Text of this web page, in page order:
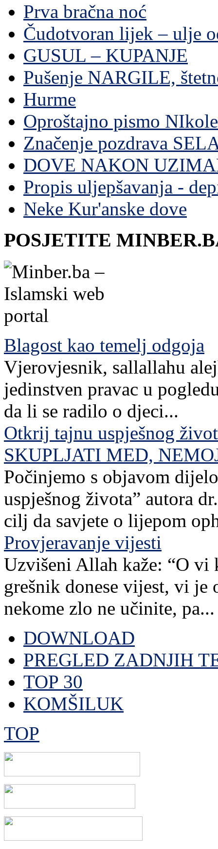
Prva bračna noć
Čudotvoran lijek – ulje
GUSUL – KUPANJE
Pušenje NARGILE,
Hurme
Oproštajno pismo
Značenje pozdrava
DOVE NAKON
Propis uljepšavanja -
Neke Kur'anske dove
POSJETITE
Blagost kao temelj odgoja
Vjerovjesnik, sallallahu
jedinstven pravac u
da li se radilo o djeci...
Otkrij tajnu uspješnog
SKUPLJATI MED,
Počinjemo s objavom
uspješnog života” autora
cilj da savjete o lijepom
Provjeravanje vijesti
Uzvišeni Allah kaže: “O
grešnik donese vijest, vi je
nekome zlo ne učinite, pa...
DOWNLOAD
PREGLED ZADNJIH
TOP 30
KOMŠILUK
TOP